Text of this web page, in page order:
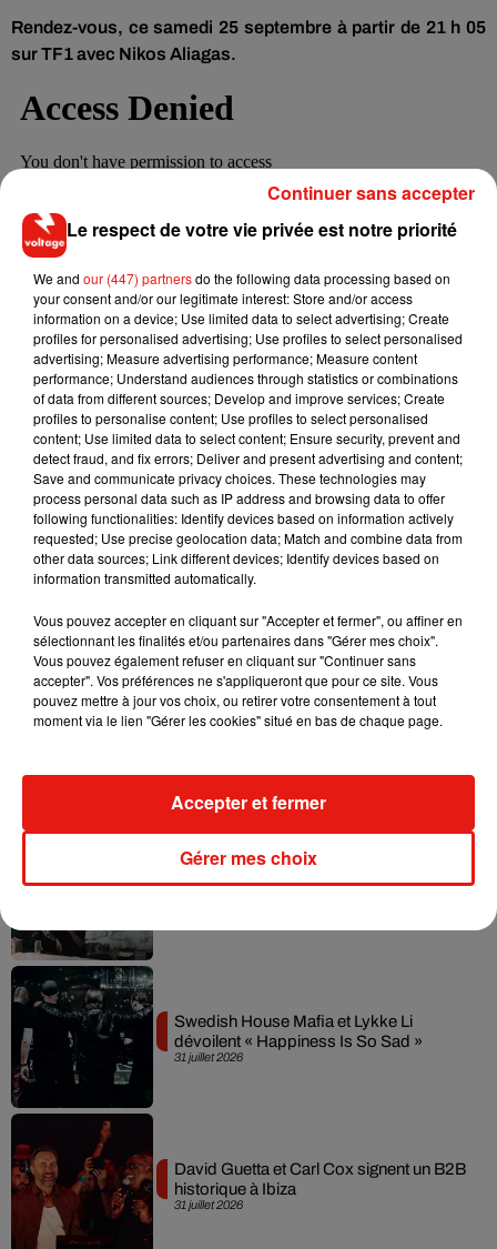
Rendez-vous, ce samedi 25 septembre à partir de 21 h 05
sur TF1 avec Nikos Aliagas.
Musique
7 août 2026
RÜFÜS DU SOL annonce un nouvel
album après sa tournée mondiale
Angèle et Amélie Lens dévoilent leur
Il y a 10 ans, DJ Snake changeait de
31 juillet 2026
Swedish House Mafia et Lykke Li
dévoilent « Happiness Is So Sad »
31 juillet 2026
David Guetta et Carl Cox signent un B2B
historique à Ibiza
Le respect de votre vie privée est notre priorité
We and our (447) partnersdo the following data processing based on
your consent and/or our legitimate interest: Store and/or access
information on a device; Use limited data to select advertising; Create
profiles for personalised advertising; Use profiles to select personalised
advertising; Measure advertising performance; Measure content
performance; Understand audiences through statistics or combinations
of data from different sources; Develop and improve services; Create
profiles to personalise content; Use profiles to select personalised
content; Use limited data to select content; Ensure security, prevent and
detect fraud, and fix errors; Deliver and present advertising and content;
Save and communicate privacy choices. These technologies may
process personal data such as IP address and browsing data to offer
following functionalities: Identify devices based on information actively
requested; Use precise geolocation data; Match and combine data from
other data sources; Link different devices; Identify devices based on
information transmitted automatically.
Vous pouvez accepter en cliquant sur "Accepter et fermer", ou affiner en
sélectionnant les finalités et/ou partenaires dans "Gérer mes choix".
Vous pouvez également refuser en cliquant sur "Continuer sans
accepter". Vos préférences ne s'appliqueront que pour ce site. Vous
pouvez mettre à jour vos choix, ou retirer votre consentement à tout
moment via le lien "Gérer les cookies" situé en bas de chaque page.
Gérer mes choix
Accepter et fermer
Continuer sans accepter